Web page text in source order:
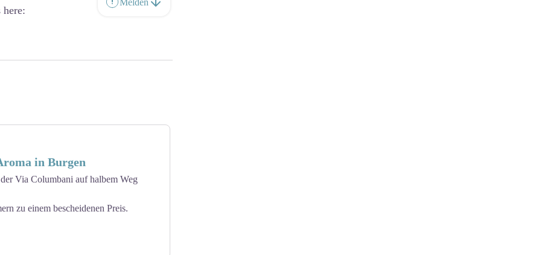
in Burgen
Via Columbani auf halbem Weg
zu einem bescheidenen Preis.